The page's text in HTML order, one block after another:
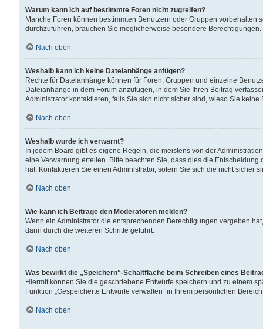
Warum kann ich auf bestimmte Foren nicht zugreifen?
Manche Foren können bestimmten Benutzern oder Gruppen
durchzuführen, brauchen Sie möglicherweise besondere
Nach oben
Weshalb kann ich keine Dateianhänge anfügen?
Rechte für Dateianhänge können für Foren, Gruppen und einzelne
Dateianhänge in dem Forum anzufügen, in dem Sie Ihren Beitrag
Administrator kontaktieren, falls Sie sich nicht sicher sind, wieso Sie
Nach oben
Weshalb wurde ich verwarnt?
In jedem Board gibt es eigene Regeln, die meistens von der
eine Verwarnung erteilen. Bitte beachten Sie, dass dies die
hat. Kontaktieren Sie einen Administrator, sofern Sie sich die nicht sicher
Nach oben
Wie kann ich Beiträge den Moderatoren melden?
Wenn ein Administrator die entsprechenden Berechtigungen vergeben
dann durch die weiteren Schritte geführt.
Nach oben
Was bewirkt die „Speichern“-Schaltfläche beim Schreiben eines
Hiermit können Sie die geschriebene Entwürfe speichern und zu einem
Funktion „Gespeicherte Entwürfe verwalten“ in Ihrem persönlichen
Nach oben